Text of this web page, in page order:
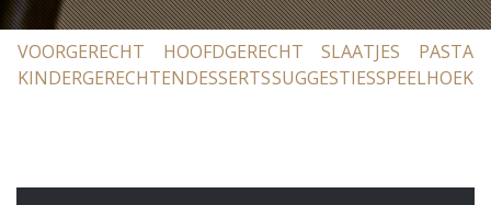
VOORGERECHT HOOFDGERECHT SLAATJES
PASTA
KINDERGERECHTENDESSERTSSUGGESTIESSPEELHOEK